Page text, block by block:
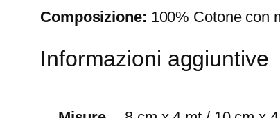
Composizione: 100% Cotone con
Informazioni aggiuntive